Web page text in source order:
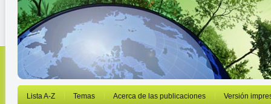
Lista A-Z Temas Acerca de las publicaciones Versión